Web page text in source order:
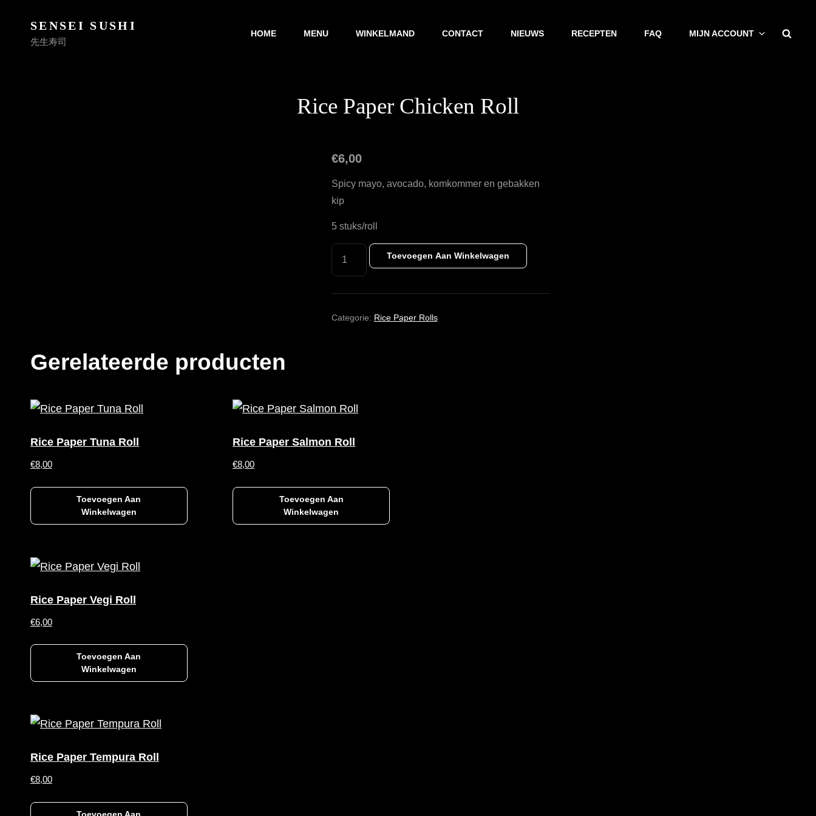
SENSEI SUSHI
先生寿司
HOME MENU WINKELMAND CONTACT NIEUWS RECEPTEN FAQ MIJN ACCOUNT
Rice Paper Chicken Roll
€6,00
Spicy mayo, avocado, komkommer en gebakken
kip
5 stuks/roll
RICE
PAPER
CHICKEN
Toevoegen Aan Winkelwagen
Categorie: Rice Paper Rolls
Gerelateerde producten
Rice Paper Tuna Roll
€8,00
Toevoegen Aan
Winkelwagen
Rice Paper Salmon Roll
€8,00
Toevoegen Aan
Winkelwagen
Rice Paper Vegi Roll
€6,00
Toevoegen Aan
Winkelwagen
Rice Paper Tempura Roll
€8,00
Toevoegen Aan